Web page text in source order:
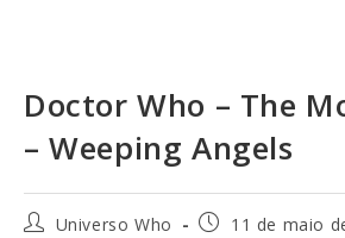
Doctor Who – The
– Weeping Angels
Universo Who
11 de maio